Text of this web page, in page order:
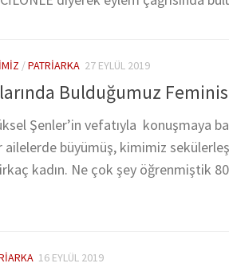
/PATRIARKA 27 EYLÜL 2019
Bulduğumuz
Şenler’in vefatıyla konuşmaya
ailelerde büyümüş, kimimiz
kadın. Ne çok şey öğrenmiştik
16 EYLÜL 2019